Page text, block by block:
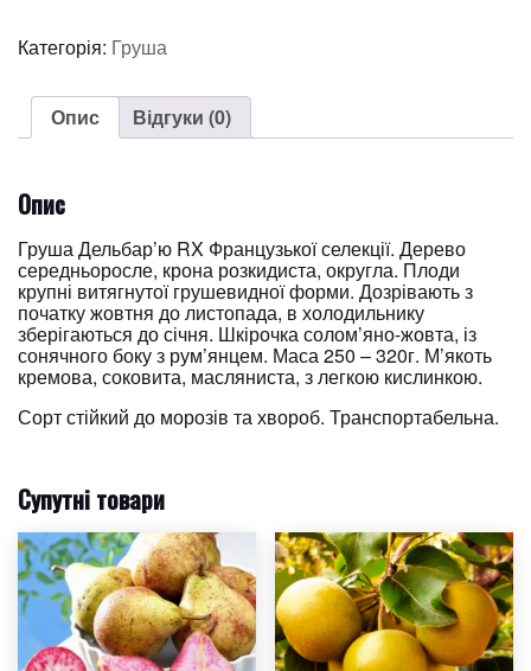
Категорія: Груша
Опис Відгуки (0)
Опис
Груша Дельбар’ю RX Французької селекції. Дерево
середньоросле, крона розкидиста, округла. Плоди
крупні витягнутої грушевидної форми. Дозрівають з
початку жовтня до листопада, в холодильнику
зберігаються до січня. Шкірочка солом’яно-жовта, із
сонячного боку з рум’янцем. Маса 250 – 320г. М’якоть
кремова, соковита, масляниста, з легкою кислинкою.
Сорт стійкий до морозів та хвороб. Транспортабельна.
Супутні товари